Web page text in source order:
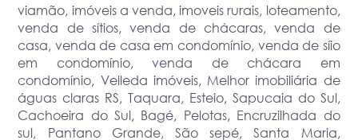
viamão, imóveis a venda, imoveis rurais, loteamento,
venda de sítios, venda de chácaras, venda de
casa, venda de casa em condomínio, venda de síio
em condomínio, venda de chácara em
condomínio, Velleda imóveis, Melhor imobiliária de
águas claras RS, Taquara, Esteio, Sapucaia do Sul,
Cachoeira do Sul, Bagé, Pelotas, Encruzilhada do
sul, Pantano Grande, São sepé, Santa Maria,